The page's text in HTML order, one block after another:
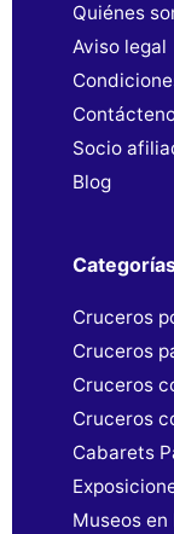
Quiénes
Aviso legal
Socio
Blog
Cruceros
Cruceros
Cruceros
Cruceros
Cabarets
Museos en